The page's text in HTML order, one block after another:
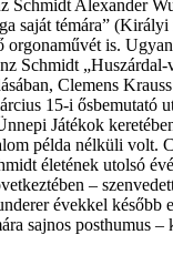
Schmidt Alexander
saját témára” (Királyi
orgonaművét is.
Schmidt „Huszárdal-
Clemens
15-i ősbemutató
Játékok
példa nélküli volt.
életének utolsó
–
évekkel később
sajnos posthumus